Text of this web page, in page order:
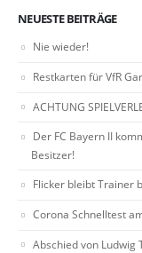
NEUESTE BEITRÄGE
Nie wieder!
Restkarten für VfR
ACHTUNG
Der FC Bayern II
Besitzer!
Flicker bleibt Trainer
Corona Schnelltest
Abschied von Ludwig